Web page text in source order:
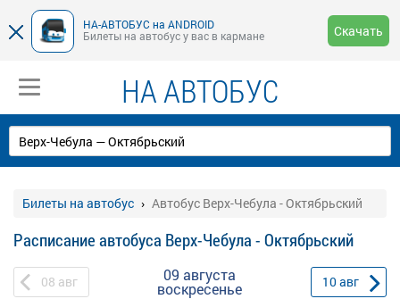
НА-АВТОБУС на ANDROID
Билеты на автобус у вас в кармане
Скачать
НА АВТОБУС
Билеты на автобус Автобус Верх-Чебула - Октябрьский
Расписание автобуса Верх-Чебула - Октябрьский
08 авг 09 августа
воскресенье 10авг